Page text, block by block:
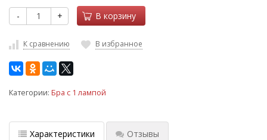
- + В корзину
К сравнению В избранное
Категории: Бра с 1 лампой
Характеристики Отзывы